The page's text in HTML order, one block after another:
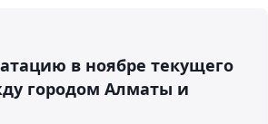
в ноябре текущего
городом Алматы и